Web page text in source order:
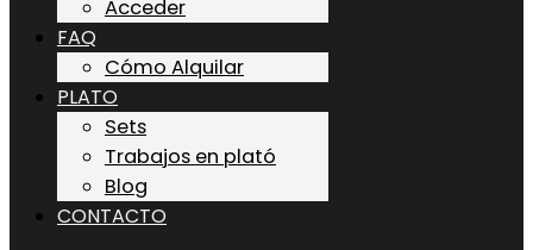
Acceder
FAQ
Cómo Alquilar
PLATO
Sets
Trabajos en plató
Blog
CONTACTO